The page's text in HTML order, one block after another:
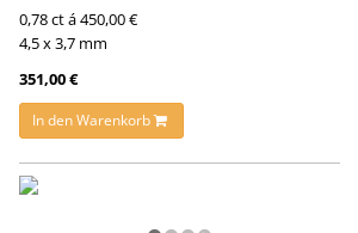
0,78 ct á 450,00 €
4,5 x 3,7 mm
351,00 €
In den Warenkorb